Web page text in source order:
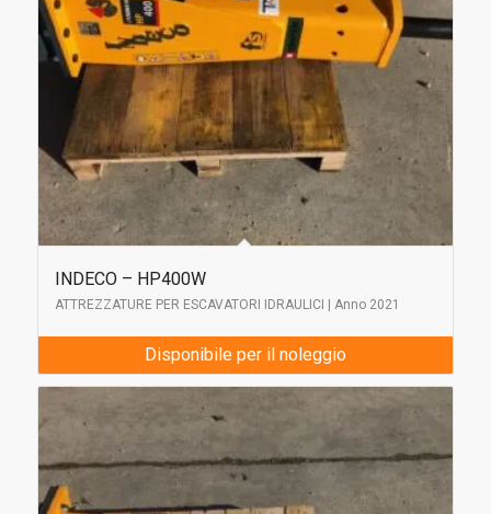
INDECO – HP400W
ATTREZZATURE PER ESCAVATORI IDRAULICI | Anno 2021
Disponibile per il noleggio